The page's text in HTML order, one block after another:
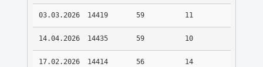
03.03.2026 14419 59 11
14.04.2026 14435 59 10
17.02.2026 14414 56 14